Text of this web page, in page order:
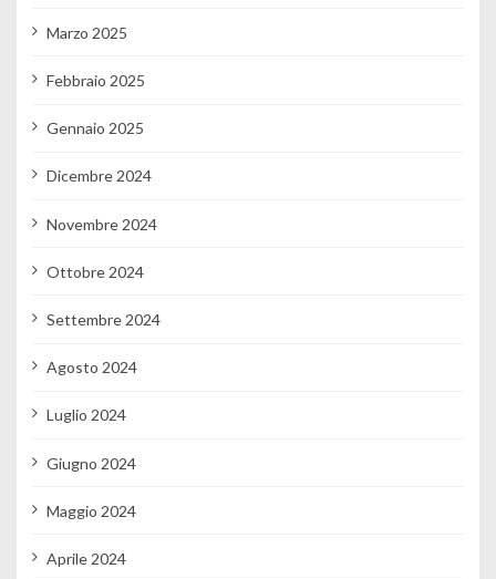
Marzo 2025
Febbraio 2025
Gennaio 2025
Dicembre 2024
Novembre 2024
Ottobre 2024
Settembre 2024
Agosto 2024
Luglio 2024
Giugno 2024
Maggio 2024
Aprile 2024